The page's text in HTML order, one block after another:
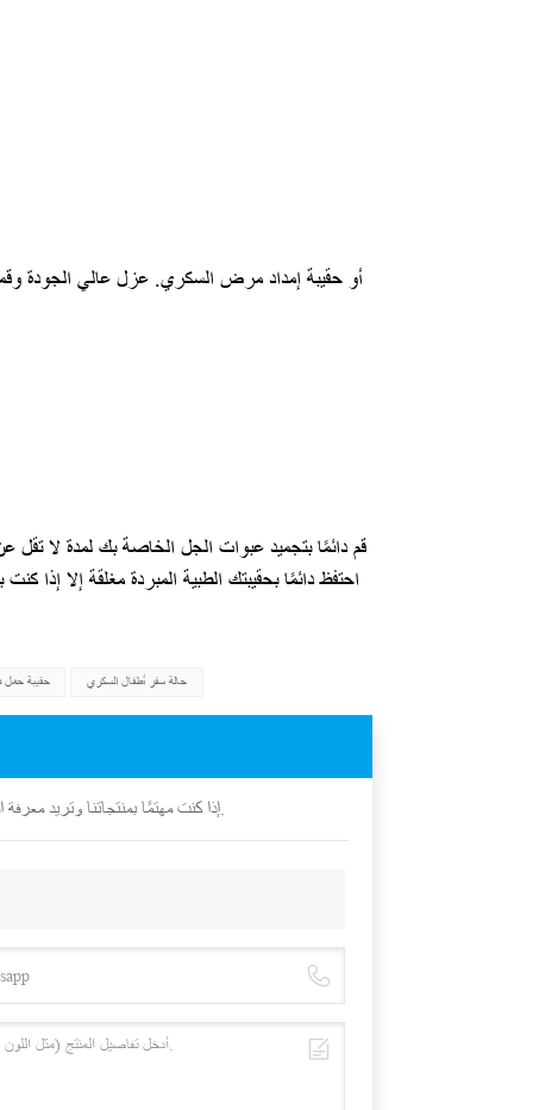
احتفظ دائمًا بحقيبتك الطبية المبردة مغلقة إلا
حقيبة حالة سفر أطفال السكري
إذا كنت مهتمًا بمنتجاتنا وتريد معرفة المزيد من التفاصيل، فيرجى ترك رسالة هنا، وسنقوم بالرد عليك في أقرب وقت ممكن.